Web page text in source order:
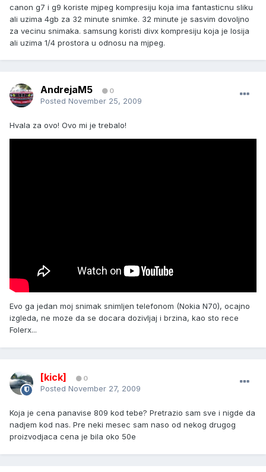
canon g7 i g9 koriste mjpeg kompresiju koja ima fantasticnu sliku
ali uzima 4gb za 32 minute snimke. 32 minute je sasvim dovoljno
za vecinu snimaka. samsung koristi divx kompresiju koja je losija
ali uzima 1/4 prostora u odnosu na mjpeg.
AndrejaM5 0
Posted November 25, 2009
Hvala za ovo! Ovo mi je trebalo!
Evo ga jedan moj snimak snimljen telefonom (Nokia N70), ocajno
izgleda, ne moze da se docara dozivljaj i brzina, kao sto rece
Folerx...
[kick] 0
Posted November 27, 2009
Koja je cena panavise 809 kod tebe? Pretrazio sam sve i nigde da
nadjem kod nas. Pre neki mesec sam naso od nekog drugog
proizvodjaca cena je bila oko 50e